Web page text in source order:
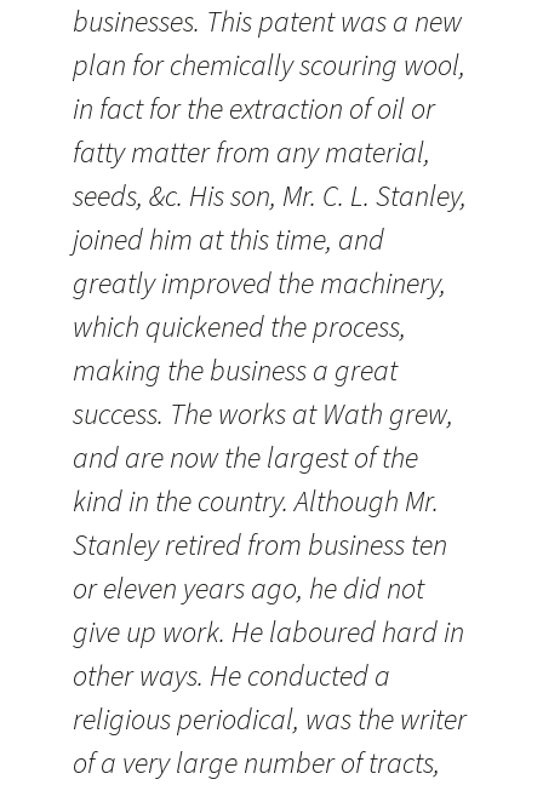
businesses. This patent was a new
plan for chemically scouring wool,
in fact for the extraction of oil or
fatty matter from any material,
seeds, &c. His son, Mr. C. L. Stanley,
joined him at this time, and
greatly improved the machinery,
which quickened the process,
making the business a great
success. The works at Wath grew,
and are now the largest of the
kind in the country. Although Mr.
Stanley retired from business ten
or eleven years ago, he did not
give up work. He laboured hard in
other ways. He conducted a
religious periodical, was the writer
of a very large number of tracts,